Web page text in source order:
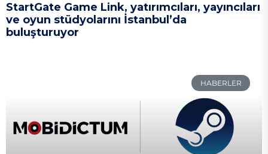
StartGate Game Link, yatırımcıları, yayıncıları
ve oyun stüdyolarını İstanbul’da
buluşturuyor
HABERLER